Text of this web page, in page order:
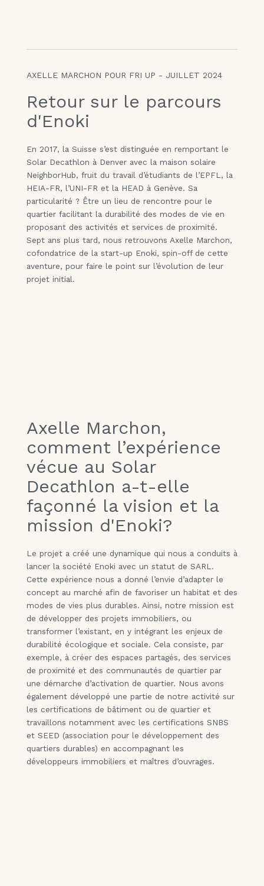
AXELLE MARCHON POUR FRI UP - JUILLET 2024
Retour sur le parcours
d'Enoki
En 2017, la Suisse s’est distinguée en remportant le
Solar Decathlon à Denver avec la maison solaire
NeighborHub, fruit du travail d’étudiants de l’EPFL, la
HEIA-FR, l’UNI-FR et la HEAD à Genève. Sa
particularité ? Être un lieu de rencontre pour le
quartier facilitant la durabilité des modes de vie en
proposant des activités et services de proximité.
Sept ans plus tard, nous retrouvons Axelle Marchon,
cofondatrice de la start-up Enoki, spin-off de cette
aventure, pour faire le point sur l’évolution de leur
projet initial.
Axelle Marchon,
comment l’expérience
vécue au Solar
Decathlon a-t-elle
façonné la vision et la
mission d'Enoki?
Le projet a créé une dynamique qui nous a conduits à
lancer la société Enoki avec un statut de SARL.
Cette expérience nous a donné l’envie d’adapter le
concept au marché afin de favoriser un habitat et des
modes de vies plus durables. Ainsi, notre mission est
de développer des projets immobiliers, ou
transformer l’existant, en y intégrant les enjeux de
durabilité écologique et sociale. Cela consiste, par
exemple, à créer des espaces partagés, des services
de proximité et des communautés de quartier par
une démarche d’activation de quartier. Nous avons
également développé une partie de notre activité sur
les certifications de bâtiment ou de quartier et
travaillons notamment avec les certifications SNBS
et SEED (association pour le développement des
quartiers durables) en accompagnant les
développeurs immobiliers et maîtres d’ouvrages.